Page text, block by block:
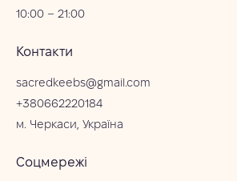
10:00 – 21:00
Контакти
sacredkeebs@gmail.com
+380662220184
м. Черкаси, Україна
Соцмережі